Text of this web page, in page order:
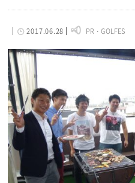
2017.06.28 PR・GOLFES